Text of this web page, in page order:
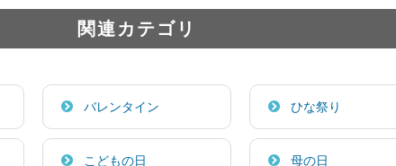
関連カテゴリ
バレンタイン ひな祭り
こどもの日 母の日